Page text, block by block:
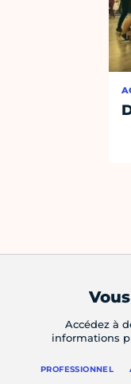
Accédez à
informations
PROFESSIONNEL